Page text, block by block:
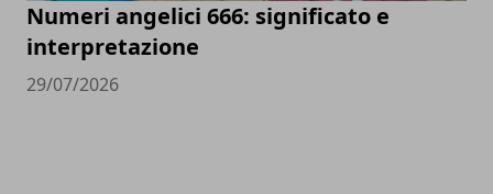
Numeri angelici 666: significato e
interpretazione
29/07/2026